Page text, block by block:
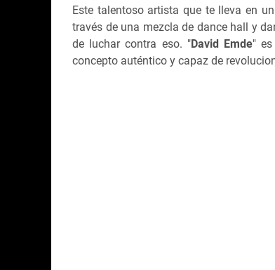
Este talentoso artista que te lleva en
través de una mezcla de dance hall y
de luchar contra eso. "David Emde"
concepto auténtico y capaz de